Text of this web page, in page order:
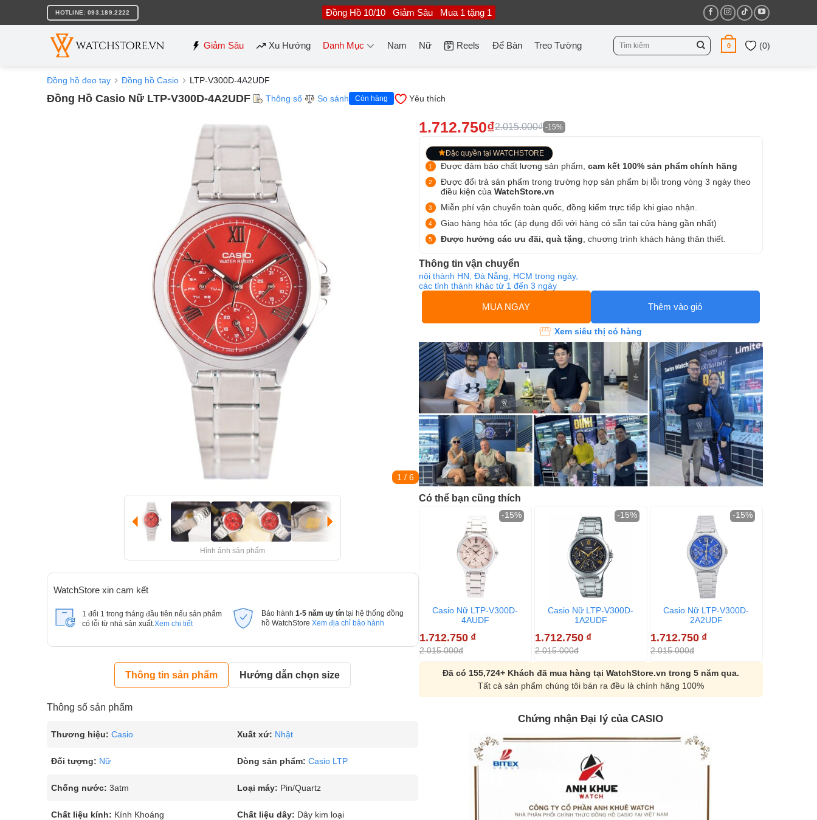
nội
HOTLINE: 093.189.2222 Đồng Hồ 10/10 Giảm Sâu Mua 1 tặng 1
Giảm Sâu Xu Hướng Danh Mục Nam Nữ Reels Để Bàn Treo Tường
Tìm
kiếm:
0 (0)
Đồng hồ đeo tay Đồng hồ Casio LTP-V300D-4A2UDF
Đồng Hồ Casio Nữ LTP-V300D-4A2UDF Thông số So sánh Còn hàng Yêu thích
1 / 6
Hình ảnh sản phẩm
WatchStore xin cam kết
1 đổi 1 trong tháng đầu tiên nếu sản phẩm
có lỗi từ nhà sản xuất. Xem chi tiết
Bảo hành 1-5 năm uy tín tại hệ thống đồng
hồ WatchStore Xem địa chỉ bảo hành
Thông tin sản phẩm Hướng dẫn chọn size
Thông số sản phẩm
Thương hiệu: Casio Xuất xứ: Nhật
Đối tượng: Nữ Dòng sản phẩm: Casio LTP
Chống nước: 3atm Loại máy: Pin/Quartz
Chất liệu kính: Kính Khoáng Chất liệu dây: Dây kim loại
1.712.750₫2.015.000₫ -15%
Đặc quyền tại WATCHSTORE
Được đảm bảo chất lượng sản phẩm, cam kết 100% sản phẩm chính hãng
Được đổi trả sản phẩm trong trường hợp sản phẩm bị lỗi trong vòng 3 ngày theo
điều kiện của WatchStore.vn
Miễn phí vận chuyển toàn quốc, đồng kiểm trực tiếp khi giao nhận.
Giao hàng hỏa tốc (áp dụng đối với hàng có sẵn tại cửa hàng gần nhất)
Được hưởng các ưu đãi, quà tặng , chương trình khách hàng thân thiết.
Thông tin vận chuyển
nội thành HN, Đà Nẵng, HCM trong ngày,
các tỉnh thành khác từ 1 đến 3 ngày
MUA NGAY Thêm vào giỏ
Xem siêu thị có hàng
Có thể bạn cũng thích
Casio Nữ LTP-V300D-
4AUDF
1.712.750 ₫
2.015.000đ
-15%
Casio Nữ LTP-V300D-
1A2UDF
1.712.750 ₫
2.015.000đ
-15%
Casio Nữ LTP-V300D-
2A2UDF
1.712.750 ₫
2.015.000đ
-15%
Đã có 155,724+ Khách đã mua hàng tại WatchStore.vn trong 5 năm qua.
Tất cả sản phẩm chúng tôi bán ra đều là chính hãng 100%
Chứng nhận Đại lý của CASIO